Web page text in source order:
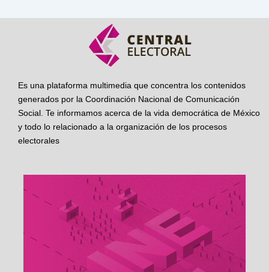
Es una plataforma multimedia que concentra los contenidos
generados por la Coordinación Nacional de Comunicación
Social. Te informamos acerca de la vida democrática de México
y todo lo relacionado a la organización de los procesos
electorales